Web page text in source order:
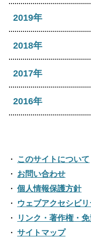
2025年06月
2025年04月
2025年02月
2024年07月
2024年06月
2024年04月
2024年01月
2023年08月
2023年07月
2023年06月
2023年04月
2023年02月
2023年01月
2022年10月
2022年08月
2022年07月
2022年06月
2022年03月
2022年02月
2021年10月
2021年08月
2021年07月
2021年04月
2021年03月
2021年02月
2021年01月
2020年12月
2020年10月
2020年08月
2020年05月
2020年04月
2020年03月
2019年
2019年12月
2019年10月
2019年07月
2019年06月
2019年05月
2018年
2018年12月
2018年10月
2018年08月
2018年07月
2018年06月
2018年05月
2017年
2017年12月
2017年08月
2017年07月
2017年06月
2016年
2016年10月
2016年09月
2016年08月
このサイトについて
お問い合わせ
個人情報保護方針
ウェブアクセシビリ
リンク・著作権・
サイトマップ